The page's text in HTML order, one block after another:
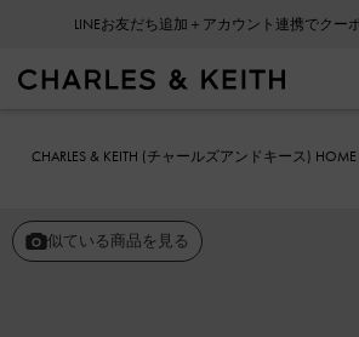
LINEお友だち追加＋アカウント連携でクー
CHARLES & KEITH (チャールズアンドキース) HOME
似ている商品を見る